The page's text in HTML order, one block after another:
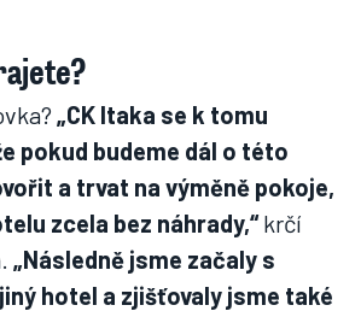
„CK Itaka se k tomu
pokud budeme dál o této
a trvat na výměně pokoje,
zcela bez náhrady,“krčí
„Následně jsme začaly s
hotel a zjišťovaly jsme také